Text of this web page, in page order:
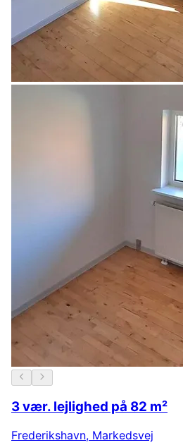
3 vær. lejlighed på 82 m²
Frederikshavn, Markedsvej